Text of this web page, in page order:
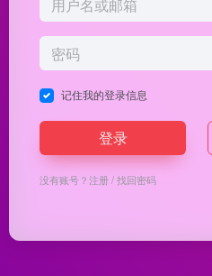
记住我的登录信息
登录
没有账号？注册/找回密码